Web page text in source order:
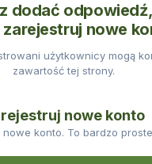
dodać
zarejestruj nowe
użytkownicy mogą
zawartość tej strony.
nowe konto
nowe konto. To bardzo